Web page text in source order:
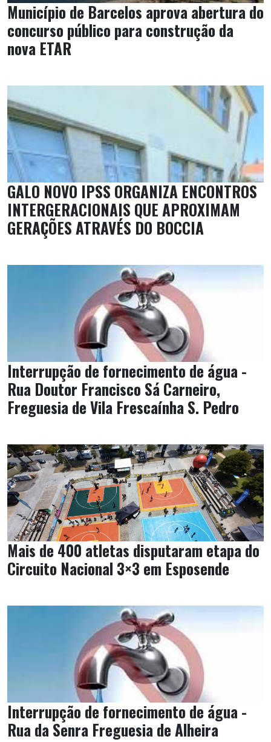
Município de Barcelos aprova abertura do
concurso público para construção da
nova ETAR
GALO NOVO IPSS ORGANIZA ENCONTROS
INTERGERACIONAIS QUE APROXIMAM
GERAÇÕES ATRAVÉS DO BOCCIA
Interrupção de fornecimento de água -
Rua Doutor Francisco Sá Carneiro,
Freguesia de Vila Frescaínha S. Pedro
Mais de 400 atletas disputaram etapa do
Circuito Nacional 3×3 em Esposende
Interrupção de fornecimento de água -
Rua da Senra Freguesia de Alheira